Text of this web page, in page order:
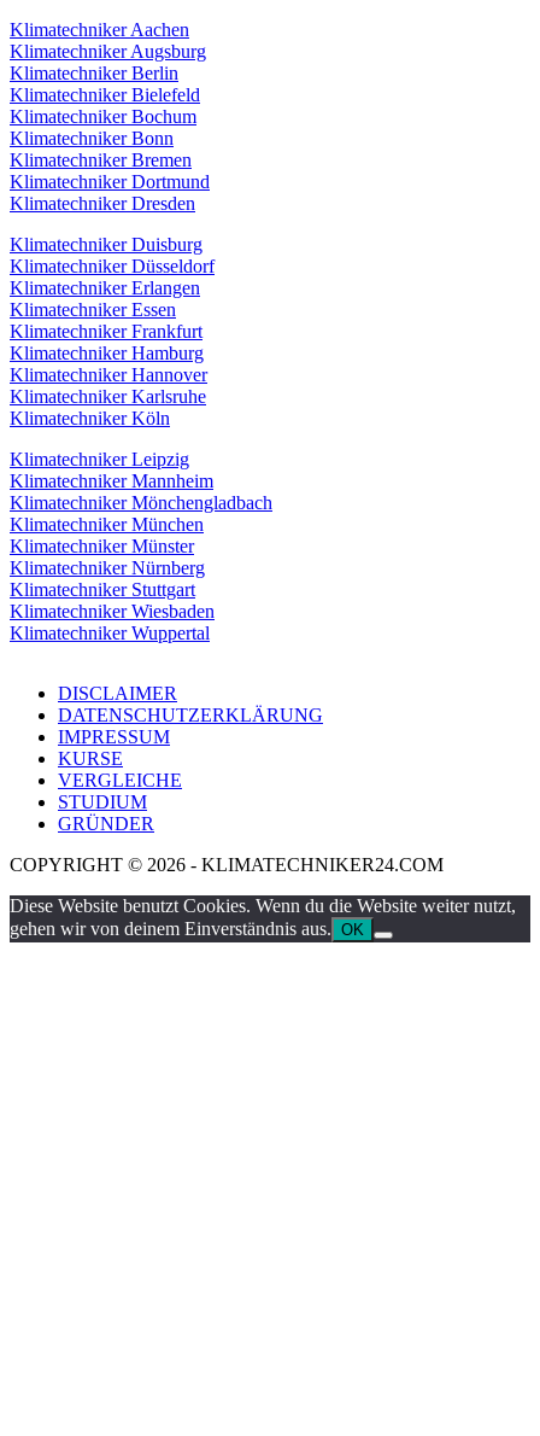
Klimatechniker Aachen
Klimatechniker Augsburg
Klimatechniker Berlin
Klimatechniker Bielefeld
Klimatechniker Bochum
Klimatechniker Bonn
Klimatechniker Bremen
Klimatechniker Dortmund
Klimatechniker Dresden
Klimatechniker Duisburg
Klimatechniker Düsseldorf
Klimatechniker Erlangen
Klimatechniker Essen
Klimatechniker Frankfurt
Klimatechniker Hamburg
Klimatechniker Hannover
Klimatechniker Karlsruhe
Klimatechniker Köln
Klimatechniker Leipzig
Klimatechniker Mannheim
Klimatechniker Mönchengladbach
Klimatechniker München
Klimatechniker Münster
Klimatechniker Nürnberg
Klimatechniker Stuttgart
Klimatechniker Wiesbaden
Klimatechniker Wuppertal
DISCLAIMER
DATENSCHUTZERKLÄRUNG
IMPRESSUM
KURSE
VERGLEICHE
STUDIUM
GRÜNDER
COPYRIGHT © 2026 - KLIMATECHNIKER24.COM
Diese Website benutzt Cookies. Wenn du die Website weiter nutzt,
gehen wir von deinem Einverständnis aus. OK